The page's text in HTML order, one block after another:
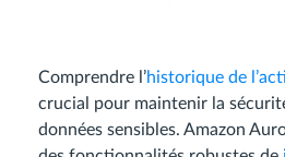
Comprendre l’historique de
crucial pour maintenir la
données sensibles. Amazon